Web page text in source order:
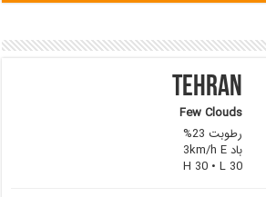
Tehran
Few Clouds
رطوبت 23%
باد 3km/h E
H 30 • L 30